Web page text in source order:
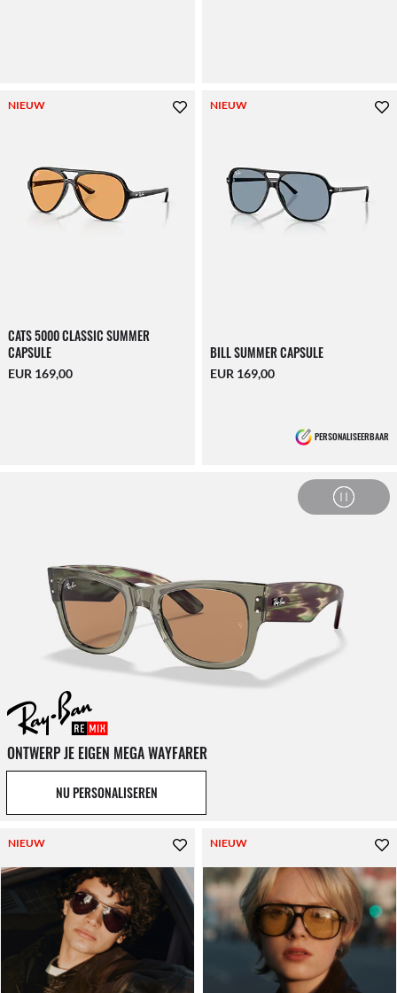
NIEUW
CATS 5000 CLASSIC SUMMER
CAPSULE
EUR 169,00
NIEUW
BILL SUMMER CAPSULE
EUR 169,00
PERSONALISEERBAAR
ONTWERP JE EIGEN MEGA WAYFARER
NU PERSONALISEREN
NIEUW NIEUW